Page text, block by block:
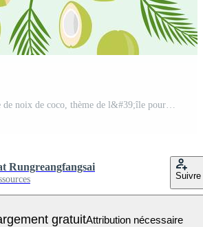
modèle sans couture de noix de coco, thème de l&#39;île pour papier peint ou papier d&#39;emballage Vecteur Gratuit
Rungreangfangsai
Suivre
gratuitAttribution nécessaire